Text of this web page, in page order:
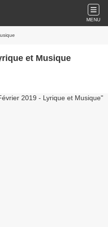
MENU
et Musique